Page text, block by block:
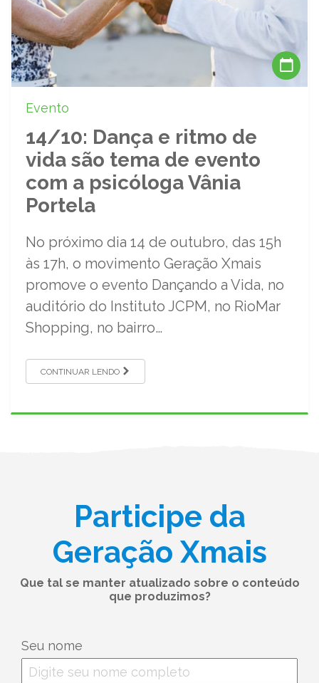
Evento
14/10: Dança e ritmo de
vida são tema de evento
com a psicóloga Vânia
Portela
No próximo dia 14 de outubro, das 15h
às 17h, o movimento Geração Xmais
promove o evento Dançando a Vida, no
auditório do Instituto JCPM, no RioMar
Shopping, no bairro…
CONTINUAR LENDO
Participe da
Geração Xmais
Que tal se manter atualizado sobre o conteúdo
que produzimos?
Seu nome